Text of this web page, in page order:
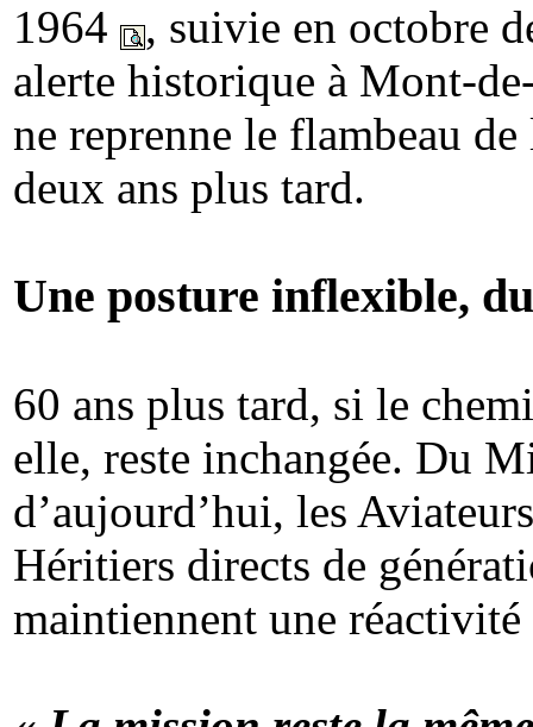
1964
, suivie en octobre
alerte historique à Mont-
ne reprenne le flambeau
deux ans plus tard.
Une posture inflexible,
60 ans plus tard, si le
elle, reste inchangée. Du
d’aujourd’hui, les
Héritiers directs de
maintiennent une réactivité